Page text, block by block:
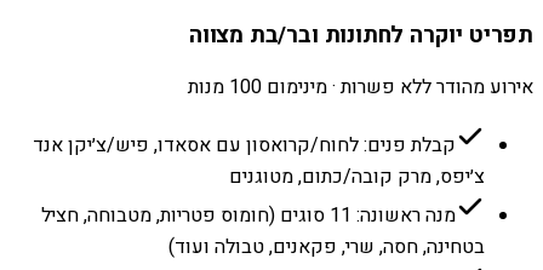
תפריט יוקרה לחתונות ובר/בת מצווה
אירוע מהודר ללא פשרות · מינימום 100 מנות
קבלת פנים: לחוח/קרואסון עם אסאדו, פיש/צ׳יקן אנד
צ׳יפס, מרק קובה/כתום, מטוגנים
מנה ראשונה: 11 סוגים (חומוס פטריות, מטבוחה, חציל
בטחינה, חסה, שרי, פקאנים, טבולה ועוד)